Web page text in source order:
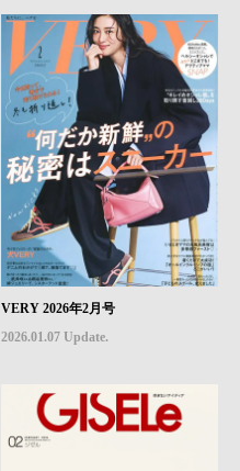
VERY 2026年2月号
2026.01.07 Update.